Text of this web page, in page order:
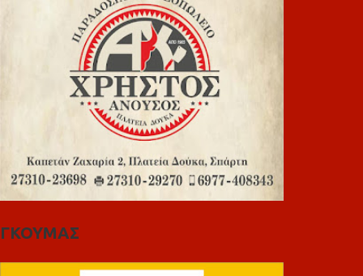
ΓΚΟΥΜΑΣ